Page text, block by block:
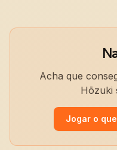
Acha que
Hōzuki
Jogar o